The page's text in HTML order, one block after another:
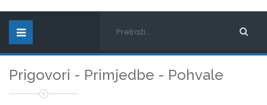
Prigovori - Primjedbe - Pohvale